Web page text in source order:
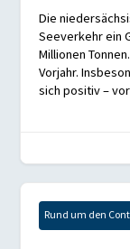
Die
Seeverkehr ein
Millionen
Vorjahr.
sich positiv –
Rund um den